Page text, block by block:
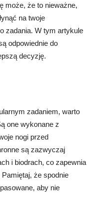
może, że to nieważne,
na twoje
zadania. W tym artykule
odpowiednie do
decyzję.
zadaniem, warto
one wykonane z
nogi przed
są zazwyczaj
i biodrach, co zapewnia
że spodnie
aby nie